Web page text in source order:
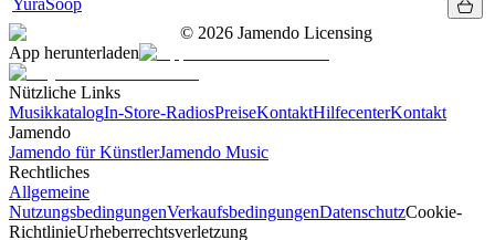
© 2026 Jamendo Licensing
App herunterladen
Nützliche Links
MusikkatalogIn-Store-RadiosPreiseKontaktHilfecenterKontakt
Jamendo
Jamendo für KünstlerJamendo Music
Rechtliches
Allgemeine
NutzungsbedingungenVerkaufsbedingungenDatenschutzCookie-
RichtlinieUrheberrechtsverletzung